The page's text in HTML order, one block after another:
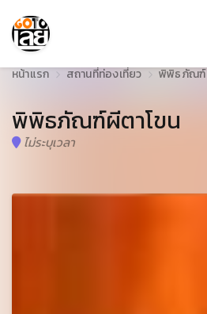
หน้าแรก สถานที่ท่องเที่ยว พิพิธภัณฑ์
พิพิธภัณฑ์ผีตาโขน
ไม่ระบุเวลา